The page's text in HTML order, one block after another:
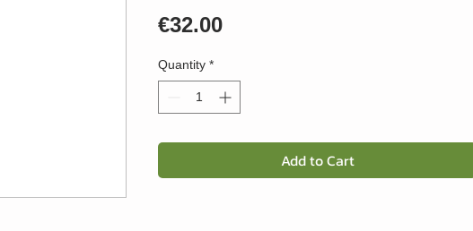
€32.00Price
Quantity *
Add to Cart